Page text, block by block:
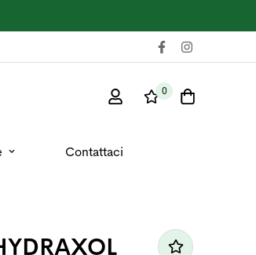
0
Contattaci